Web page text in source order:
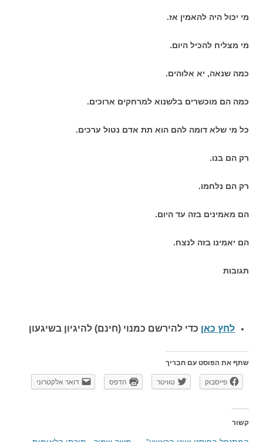
מי יכול היה להאמין אז.
מי מצליח להכיל היום.
כמה שנאה, יא אלוהים.
כמה הם מוכשרים בלשנוא למרחקים ארוכים.
כל מי שלא דומה להם הוא תת אדם נטול ערכים.
רק הם בנו.
רק הם נלחמו.
הם מאמינים בזה עד היום.
הם יאמינו בזה לנצח.
תגובות
לחץ כאן כדי להירשם כמנוי (חינם) להיגיון בשיגעון
שתף את הפוסט עם חבריך
פייסבוק טוויטר הדפס דואר אלקטרוני
קשור